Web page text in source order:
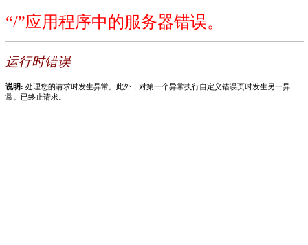
“/”应用程序中的服务器错误。
运行时错误
说明: 处理您的请求时发生异常。此外，对第一个异常执行自定义错误页时发生另一异
常。已终止请求。